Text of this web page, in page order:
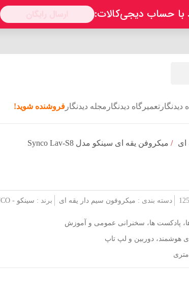
دیدنگار تعمیرگاه دیدنگار مجله دیدنگار فروشنده شوید!
ای / میکروفن یقه ای سینکو مدل Synco Lav-S8
دسته بندی : میکروفون سیم دار یقه ای برند : سینکو - SYNCO
پادکست ها، سخنرانی عمومی و آموزش
هوشمند، دوربین و لپ تاپ